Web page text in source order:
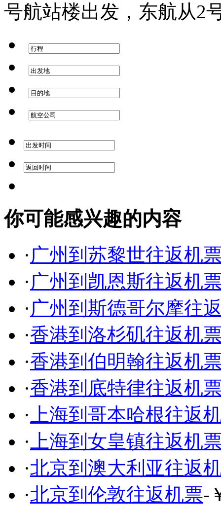
号航站楼出发，东航从2
你可能感兴趣的内容
·广州到苏黎世往返机
·广州到凯恩斯往返机
·广州到斯德哥尔摩往
·香港到洛杉矶往返机
·香港到伯明翰往返机
·香港到底特律往返机
· 上海到哥本哈根往返
· 上海到女皇镇往返机
·北京到澳大利亚往返
·北京到伦敦往返机票-